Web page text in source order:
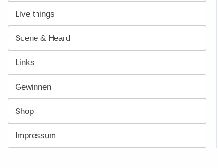
Live things
Scene & Heard
Links
Gewinnen
Shop
Impressum